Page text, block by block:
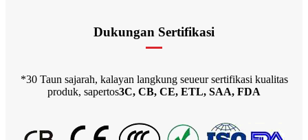
Dukungan Sertifikasi
*30 Taun sajarah, kalayan langkung seueur sertifikasi kualitas
produk, sapertos3C, CB, CE, ETL, SAA, FDA